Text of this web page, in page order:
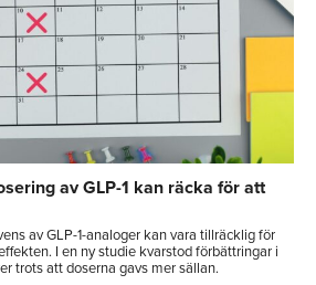
av GLP-1 kan räcka för att
av GLP-1-analoger kan vara tillräcklig för
I en ny studie kvarstod förbättringar i
trots att doserna gavs mer sällan.